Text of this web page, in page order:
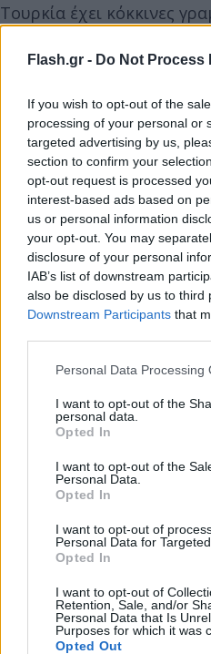
Flash.gr - Do Not Process
If you wish to opt-out of the
processing of your personal or
targeted advertising by us,
section to confirm your
opt-out request is processed
interest-based ads based on
us or personal information
your opt-out. You may
disclosure of your personal
IAB’s list of downstream
also be disclosed by us to third
Downstream Participants that
Please note that this website/
not limited to your visit or
grant or deny consent to
use your data for below
consent section.
Personal Data Processing
I want to opt-out of the
personal data.
Opted In
I want to opt-out of the
Personal Data.
Opted In
I want to opt-out of
Personal Data for
Opted In
I want to opt-out of
Retention, Sale, and/or
Personal Data that Is
Purposes for which it was
Opted Out
Τουρκία έχει κόκκινες
βιώσιμα στη βάση των
— Έφη Αχτσιόγλου
20, 2023